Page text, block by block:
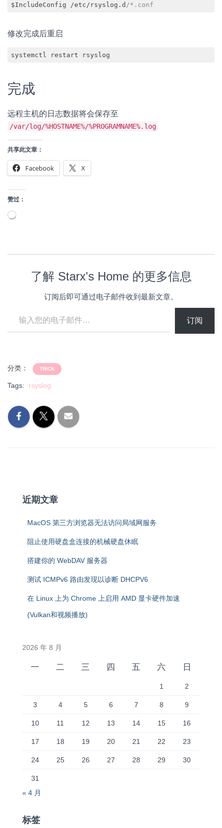
$IncludeConfig /etc/rsyslog.d /*.conf
修改完成后重启
systemctl restart rsyslog
完成
远程主机的日志数据将会保存至
/var/log/%HOSTNAME%/%PROGRAMNAME%.log
共享此文章：
Facebook X
赞过：
正
了解 Starx's Home 的更多信息
订阅后即可通过电子邮件收到最新文章。
订阅
分类： TRICK
Tags: rsyslog
近期文章
MacOS 第三方浏览器无法访问局域网服务
阻止使用硬盘盒连接的机械硬盘休眠
搭建你的 WebDAV 服务器
测试 ICMPv6 路由发现以诊断 DHCPV6
在 Linux 上为 Chrome 上启用 AMD 显卡硬件加速
(Vulkan和视频播放)
2026 年 8 月
一 二 三 四 五 六 日
1 2
3 4 5 6 7 8 9
10 11 12 13 14 15 16
17 18 19 20 21 22 23
24 25 26 27 28 29 30
31
« 4 月
标签